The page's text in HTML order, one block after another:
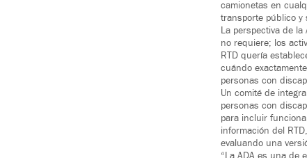
camionetas en
transporte público y
La perspectiva de
no requiere; los
RTD quería
cuándo
personas con
Un comité de
personas con
para incluir
información del
evaluando una